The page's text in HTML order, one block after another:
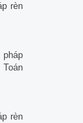
rèn
rèn